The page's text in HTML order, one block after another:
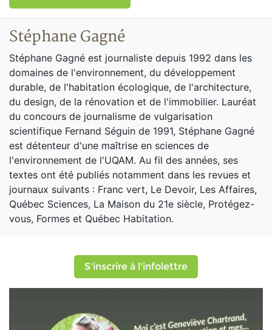
Stéphane Gagné
Stéphane Gagné est journaliste depuis 1992 dans les
domaines de l'environnement, du développement
durable, de l'habitation écologique, de l'architecture,
du design, de la rénovation et de l'immobilier. Lauréat
du concours de journalisme de vulgarisation
scientifique Fernand Séguin de 1991, Stéphane Gagné
est détenteur d'une maîtrise en sciences de
l'environnement de l'UQAM. Au fil des années, ses
textes ont été publiés notamment dans les revues et
journaux suivants : Franc vert, Le Devoir, Les Affaires,
Québec Sciences, La Maison du 21e siècle, Protégez-
vous, Formes et Québec Habitation.
S'inscrire à l'infolettre